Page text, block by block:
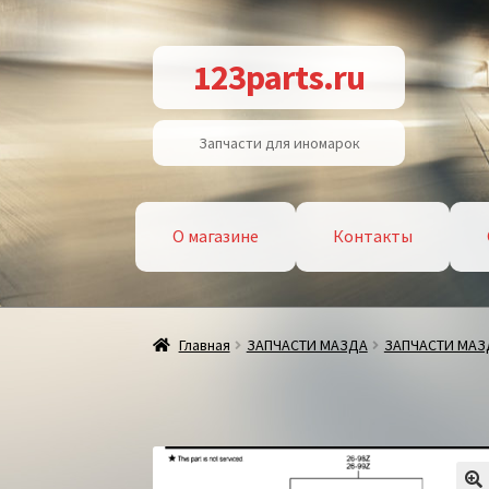
Перейти
к
навигации
Перейти
к
содержимому
123parts.ru
Запчасти для иномарок
О магазине Контакты
Главная ЗАПЧАСТИ МАЗДА ЗАПЧАСТИ